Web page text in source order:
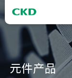
元件产品